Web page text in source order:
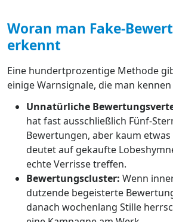
Woran man Fake-
erkennt
Eine hundertprozentige Methode
einige Warnsignale, die man
Unnatürliche
hat fast ausschließlich Fünf-
Bewertungen, aber kaum etwas
deutet auf gekaufte
echte Verrisse treffen.
Bewertungscluster: Wenn
dutzende begeisterte
danach wochenlang Stille